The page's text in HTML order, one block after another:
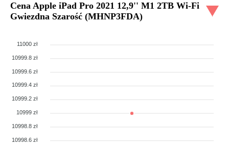
Cena Apple iPad Pro 2021 12,9'' M1 2TB Wi-Fi
Gwiezdna Szarość (MHNP3FDA)
11000 zł
10999.8 zł
10999.6 zł
10999.4 zł
10999.2 zł
10999 zł
10998.8 zł
10998.6 zł